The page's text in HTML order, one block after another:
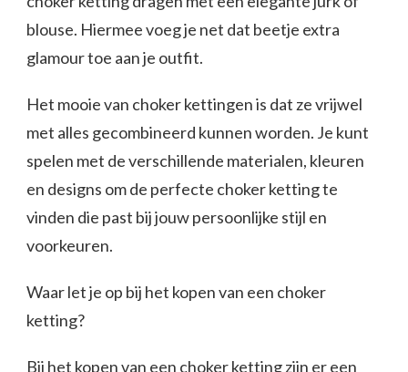
blouse. Hiermee voeg je net dat beetje extra
glamour toe aan je outfit.
Het mooie van choker kettingen is dat ze vrijwel
met alles gecombineerd kunnen worden. Je kunt
spelen met de verschillende materialen, kleuren
en designs om de perfecte choker ketting te
vinden die past bij jouw persoonlijke stijl en
voorkeuren.
Waar let je op bij het kopen van een choker
ketting?
Bij het kopen van een choker ketting zijn er een